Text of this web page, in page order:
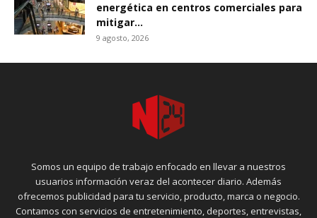
energética en centros comerciales para
mitigar...
9 agosto, 2026
Somos un equipo de trabajo enfocado en llevar a nuestros
usuarios información veraz del acontecer diario. Además
ofrecemos publicidad para tu servicio, producto, marca o negocio.
Contamos con servicios de entretenimiento, deportes, entrevistas,